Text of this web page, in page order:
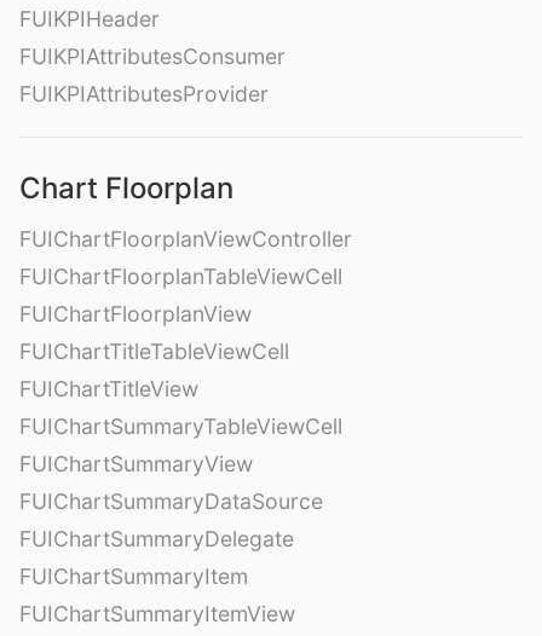
FUIKPIHeader
FUIKPIAttributesConsumer
FUIKPIAttributesProvider
Chart Floorplan
FUIChartFloorplanViewController
FUIChartFloorplanTableViewCell
FUIChartFloorplanView
FUIChartTitleTableViewCell
FUIChartTitleView
FUIChartSummaryTableViewCell
FUIChartSummaryView
FUIChartSummaryDataSource
FUIChartSummaryDelegate
FUIChartSummaryItem
FUIChartSummaryItemView